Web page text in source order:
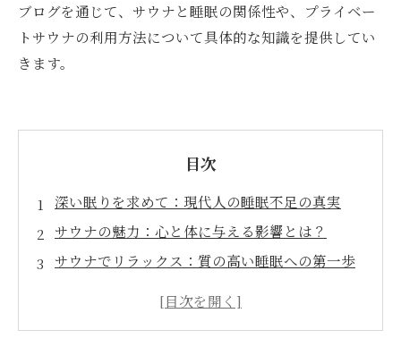
ブログを通じて、サウナと睡眠の関係性や、プライベー
トサウナの利用方法について具体的な知識を提供してい
きます。
目次
深い眠りを求めて：現代人の睡眠不足の真実
サウナの魅力：心と体に与える影響とは？
サウナでリラックス：質の高い睡眠への第一歩